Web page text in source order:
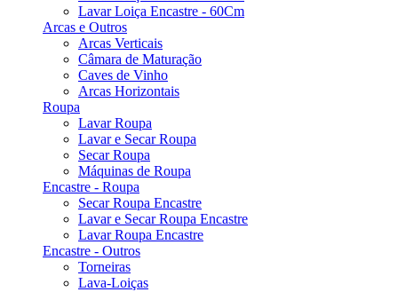
Lavar Loiça Encastre - 60Cm
Arcas e Outros
Arcas Verticais
Câmara de Maturação
Caves de Vinho
Arcas Horizontais
Roupa
Lavar Roupa
Lavar e Secar Roupa
Secar Roupa
Máquinas de Roupa
Encastre - Roupa
Secar Roupa Encastre
Lavar e Secar Roupa Encastre
Lavar Roupa Encastre
Encastre - Outros
Torneiras
Lava-Loiças